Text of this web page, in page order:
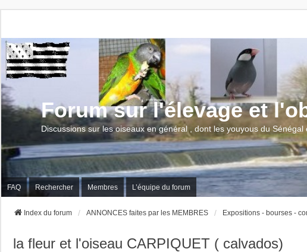
Forum sur l'élevage et
Discussions sur les oiseaux en général , dont les youyous du
FAQ Rechercher Membres L’équipe du forum
Index du forum ANNONCES faites par les MEMBRES Expositions - bourses -
la fleur et l'oiseau CARPIQUET ( calvados)